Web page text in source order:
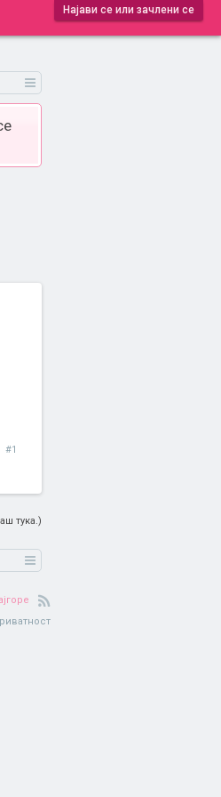
Најави се или зачлени се
#1
тука.)